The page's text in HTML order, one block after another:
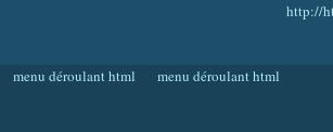
http://
menu déroulant html menu déroulant html